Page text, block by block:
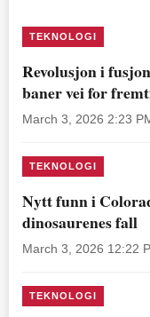
TEKNOLOGI
Revolusjon i
baner vei for
March 3, 2026 2:23
TEKNOLOGI
Nytt funn i
dinosaurenes fall
March 3, 2026 12:22
TEKNOLOGI